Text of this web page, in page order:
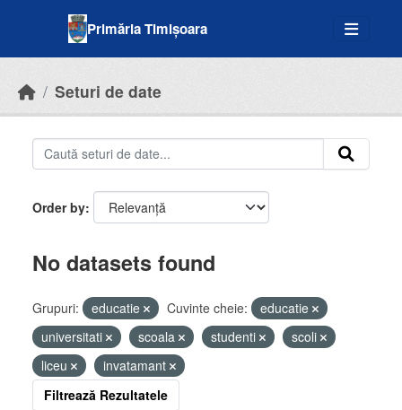
Primăria Timișoara
Seturi de date
Order by
No datasets found
Grupuri: educatie Cuvinte cheie:
educatie
universitati
scoala studenti
scoli
liceu
invatamant
Filtrează Rezultatele